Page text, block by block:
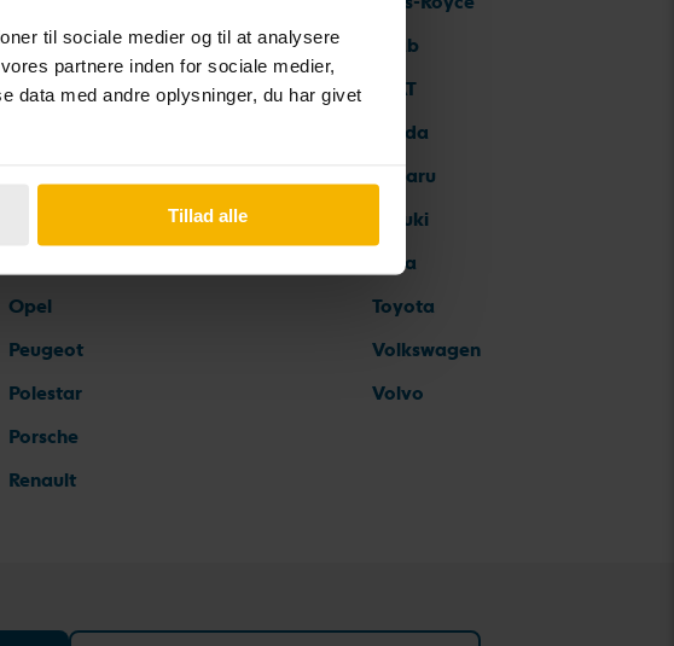
til sociale medier og til at analysere
partnere inden for sociale medier,
data med andre oplysninger, du har givet
Tillad alle
Mazda
Mercedes
Opel
Peugeot
Polestar
Porsche
Renault
Saab
SEAT
Skoda
Subaru
Suzuki
Tesla
Toyota
Volkswagen
Volvo